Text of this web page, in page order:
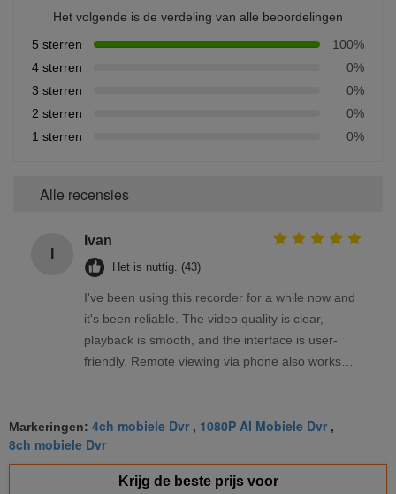
Het volgende is de verdeling van alle beoordelingen
5 sterren
100%
4 sterren
0%
3 sterren
0%
2 sterren
0%
1 sterren
0%
Alle recensies
Ivan
Het is nuttig. (43)
I've been using this recorder for a while now and
it's been reliable. The video quality is clear,
playback is smooth, and the interface is user-
friendly. Remote viewing via phone also works
Markeringen: 4ch mobiele Dvr , 1080P AI Mobiele Dvr ,
8ch mobiele Dvr
Krijg de beste prijs voor